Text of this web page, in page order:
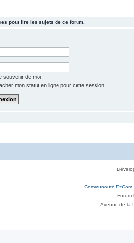
pour lire les sujets de ce forum.
souvenir de moi
mon statut en ligne pour cette session
Communauté EzCom
Forum
Avenue de la